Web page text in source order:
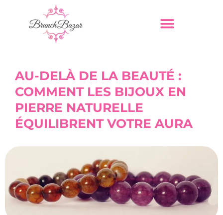
AU-DELÀ DE LA BEAUTÉ :
COMMENT LES BIJOUX EN
PIERRE NATURELLE
ÉQUILIBRENT VOTRE AURA